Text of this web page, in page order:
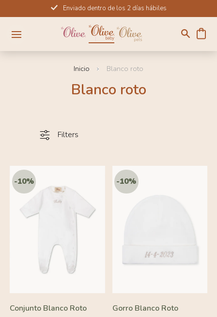
directamente
Enviado dentro de los 2 días hábiles
Inicio Blanco roto
Blanco roto
Filters
Conjunto Blanco Roto
Gorro Blanco Roto